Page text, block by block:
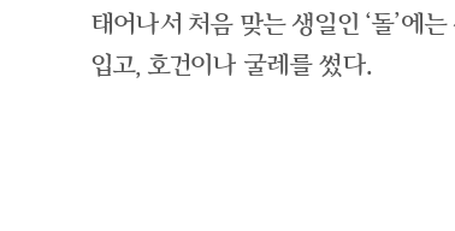
태어나서 처음 맞는 생일인 ‘돌’에
입고, 호건이나 굴레를 썼다.